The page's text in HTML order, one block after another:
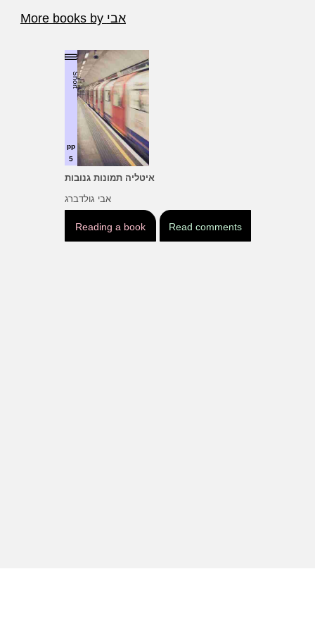
More books by אבי
Short
pp
5
איטליה תמונות גנובות
אבי גולדברג
Read comments
Reading a book